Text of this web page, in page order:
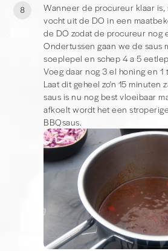
8
Wanneer de procureur klaar
vocht uit de DO in een
de DO zodat de procureur nog
Ondertussen gaan we de saus
soeplepel en schep 4 a 5
Voeg daar nog 3 el honing en
Laat dit geheel zo'n 15 minuten
saus is nu nog best vloeibaar
afkoelt wordt het een
BBQsaus.